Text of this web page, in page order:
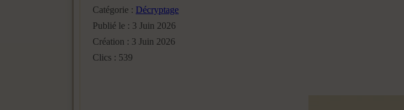
Catégorie : Décryptage
Publié le : 3 Juin 2026
Création : 3 Juin 2026
Clics : 539